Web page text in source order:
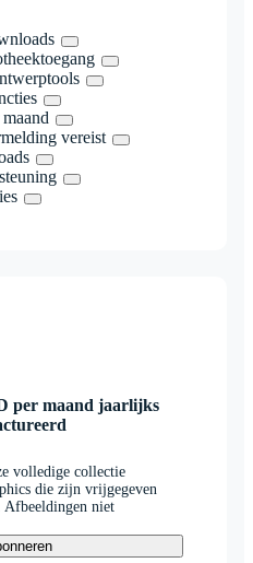
vereist
per maand jaarlijks
volledige collectie
die zijn vrijgegeven
niet